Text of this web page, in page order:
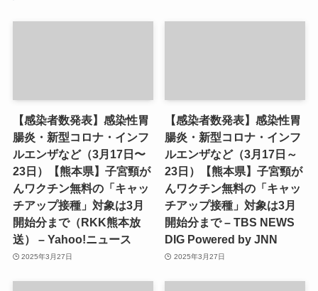
【感染者数発表】感染性胃
腸炎・新型コロナ・インフ
ルエンザなど（3月17日〜
23日）【熊本県】子宮頸が
んワクチン無料の「キャッ
チアップ接種」対象は3月
開始分まで（RKK熊本放
送） – Yahoo!ニュース
2025年3月27日
【感染者数発表】感染性胃
腸炎・新型コロナ・インフ
ルエンザなど（3月17日～
23日）【熊本県】子宮頸が
んワクチン無料の「キャッ
チアップ接種」対象は3月
開始分まで – TBS NEWS
DIG Powered by JNN
2025年3月27日